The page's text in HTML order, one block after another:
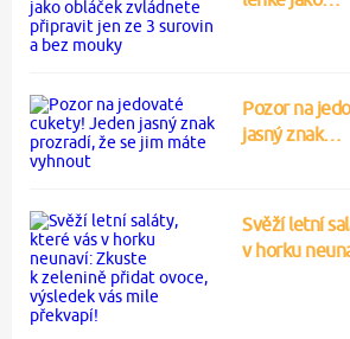
Pozor na
jasný znak…
Svěží letní
v horku